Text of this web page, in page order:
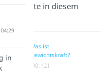
Inhalte in diesem
Was ist
Gewichtskraft?
(00:12)
in